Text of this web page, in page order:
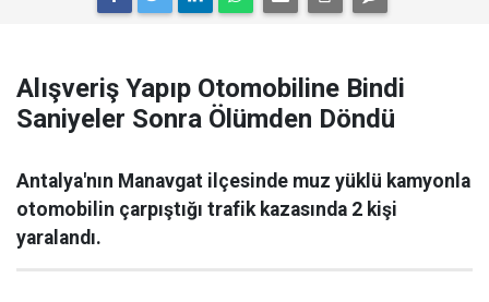
Alışveriş Yapıp Otomobiline Bindi
Saniyeler Sonra Ölümden Döndü
Antalya'nın Manavgat ilçesinde muz yüklü kamyonla
otomobilin çarpıştığı trafik kazasında 2 kişi
yaralandı.